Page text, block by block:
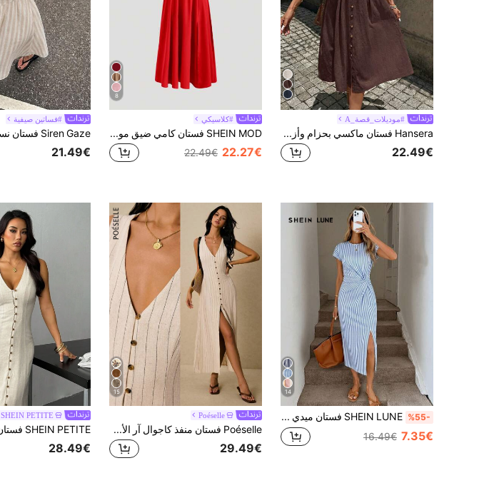
#موديلات_قصة_A
Hansera فستان ماكسي بحزام وأزرار أمامية للنساء
22.49€
8
#كلاسيكي
SHEIN MOD فستان كامي ضيق موحدة اللون
22.27€
22.49€
#فساتين صيفية
21.49€
14
%55- SHEIN LUNE فستان ميدي أنيق بخصر ملتوي وشق عالي مع طباعة بحرية مخططة ملونة، فستان بودي كون قطني ناعم للنساء، طقم رياضي للنساء، فستان لضيوف الزفاف للنساء، ملابس مكتبية للنساء
7.35€
16.49€
15
Poéselle
Poéselle فستان منفذ كاجوال آر الأكمام للنساء للعطلات
29.49€
SHEIN PETITE
28.49€